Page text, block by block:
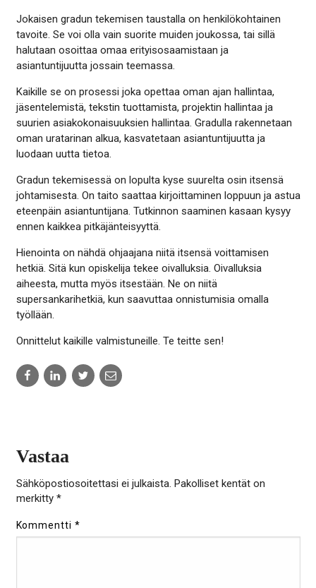
Jokaisen gradun tekemisen taustalla on henkilökohtainen
tavoite. Se voi olla vain suorite muiden joukossa, tai sillä
halutaan osoittaa omaa erityisosaamistaan ja
asiantuntijuutta jossain teemassa.
Kaikille se on prosessi joka opettaa oman ajan hallintaa,
jäsentelemistä, tekstin tuottamista, projektin hallintaa ja
suurien asiakokonaisuuksien hallintaa. Gradulla rakennetaan
oman uratarinan alkua, kasvatetaan asiantuntijuutta ja
luodaan uutta tietoa.
Gradun tekemisessä on lopulta kyse suurelta osin itsensä
johtamisesta. On taito saattaa kirjoittaminen loppuun ja astua
eteenpäin asiantuntijana. Tutkinnon saaminen kasaan kysyy
ennen kaikkea pitkäjänteisyyttä.
Hienointa on nähdä ohjaajana niitä itsensä voittamisen
hetkiä. Sitä kun opiskelija tekee oivalluksia. Oivalluksia
aiheesta, mutta myös itsestään. Ne on niitä
supersankarihetkiä, kun saavuttaa onnistumisia omalla
työllään.
Onnittelut kaikille valmistuneille. Te teitte sen!
Share
to:
Share
to:
Share
to:
Share
to:
Vastaa
Sähköpostiosoitettasi ei julkaista. Pakolliset kentät on
merkitty *
Kommentti*